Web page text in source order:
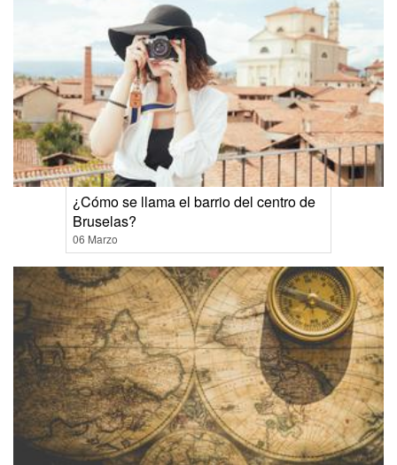
¿Cómo se llama el barrio del centro de
Bruselas?
06 Marzo